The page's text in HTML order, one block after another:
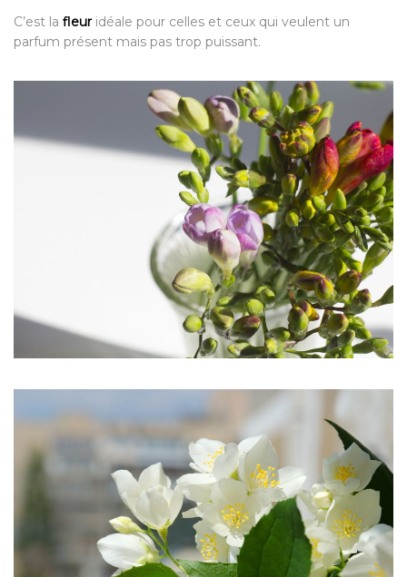
C’est la fleuridéale pour celles et ceux qui veulent un
parfum présent mais pas trop puissant.